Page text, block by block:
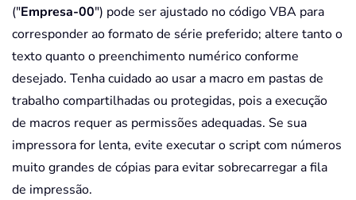
("Empresa-00") pode ser ajustado no código VBA para
corresponder ao formato de série preferido; altere tanto o
texto quanto o preenchimento numérico conforme
desejado. Tenha cuidado ao usar a macro em pastas de
trabalho compartilhadas ou protegidas, pois a execução
de macros requer as permissões adequadas. Se sua
impressora for lenta, evite executar o script com números
muito grandes de cópias para evitar sobrecarregar a fila
de impressão.